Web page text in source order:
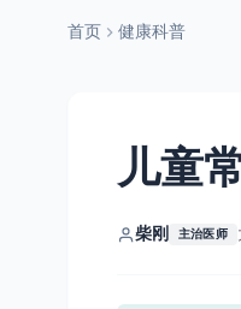
首页 健康科普
儿童
柴刚 主治医师